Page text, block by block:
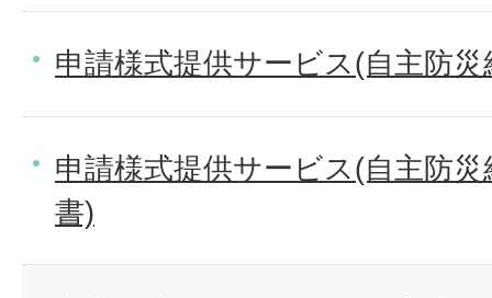
申請様式提供サービス(自主防
申請様式提供サービス(自主防
書)